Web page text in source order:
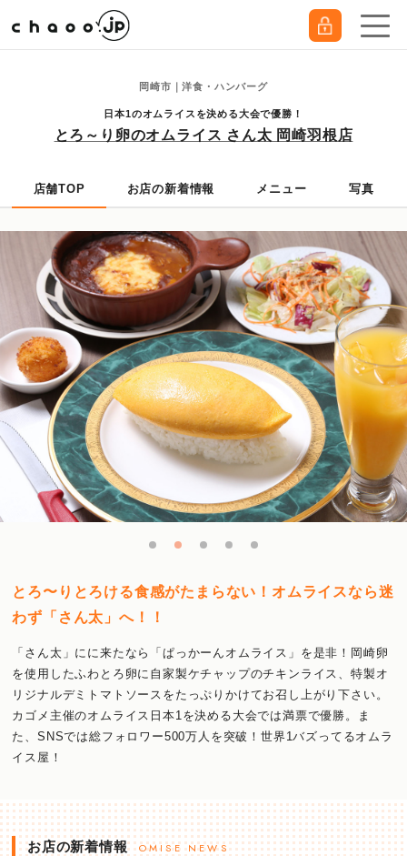
岡崎市｜洋食・ハンバーグ
日本1のオムライスを決める大会で優勝！
とろ～り卵のオムライス さん太 岡崎羽根店
店舗TOP お店の新着情報 メニュー 写真
とろ〜りとろける食感がたまらない！オムライスなら迷
わず「さん太」へ！！
「さん太」にに来たなら「ぱっかーんオムライス」を是非！岡崎卵
を使用したふわとろ卵に自家製ケチャップのチキンライス、特製オ
リジナルデミトマトソースをたっぷりかけてお召し上がり下さい。
カゴメ主催のオムライス日本1を決める大会では満票で優勝。ま
た、SNSでは総フォロワー500万人を突破！世界1バズってるオムラ
イス屋！
お店の新着情報 OMISE NEWS